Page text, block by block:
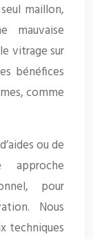
maillon,
mauvaise
vitrage sur
bénéfices
comme
ou de
pour
Nous
techniques